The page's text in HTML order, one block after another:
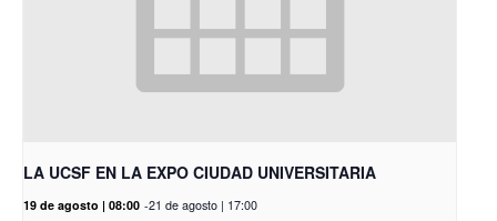
LA UCSF EN LA EXPO CIUDAD UNIVERSITARIA
19 de agosto | 08:00 -21 de agosto | 17:00